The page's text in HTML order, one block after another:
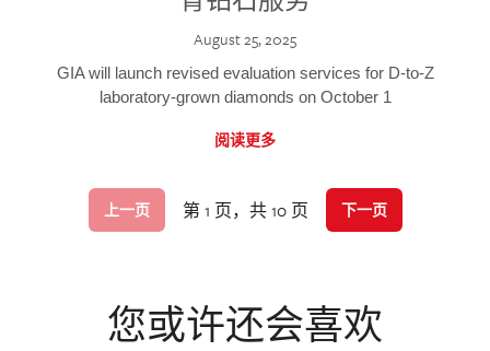
August 25, 2025
GIA will launch revised evaluation services for D-to-Z
laboratory-grown diamonds on October 1
阅读更多
上一页 第 1 页，共 10 页 下一页
您或许还会喜欢